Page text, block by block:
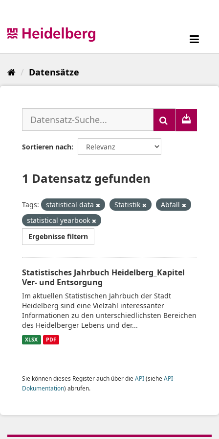
Datensätze
Sortieren nach
1 Datensatz gefunden
Tags: statistical data Statistik
Abfall
statistical yearbook
Ergebnisse filtern
Statistisches Jahrbuch Heidelberg_Kapitel
Ver- und Entsorgung
Im aktuellen Statistischen Jahrbuch der Stadt
Heidelberg sind eine Vielzahl interessanter
Informationen zu den unterschiedlichsten Bereichen
des Heidelberger Lebens und der...
XLSX PDF
Sie können dieses Register auch über die API(siehe API-
Dokumentation) abrufen.